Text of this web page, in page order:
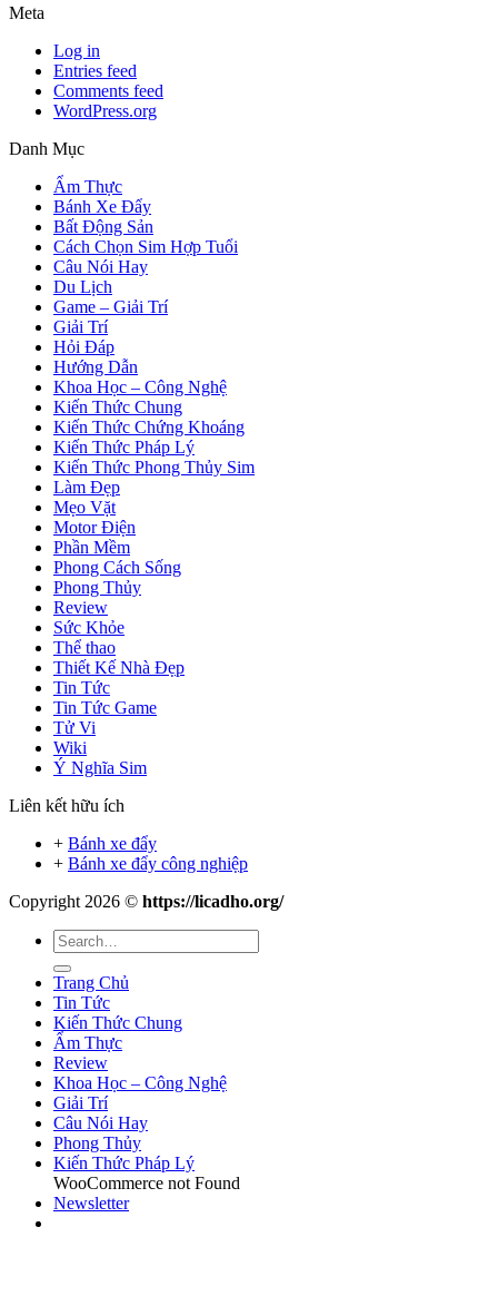
Meta
Log in
Entries feed
Comments feed
WordPress.org
Danh Mục
Ẩm Thực
Bánh Xe Đẩy
Bất Động Sản
Cách Chọn Sim Hợp Tuổi
Câu Nói Hay
Du Lịch
Game – Giải Trí
Giải Trí
Hỏi Đáp
Hướng Dẫn
Khoa Học – Công Nghệ
Kiến Thức Chung
Kiến Thức Chứng Khoáng
Kiến Thức Pháp Lý
Kiến Thức Phong Thủy Sim
Làm Đẹp
Mẹo Vặt
Motor Điện
Phần Mềm
Phong Cách Sống
Phong Thủy
Review
Sức Khỏe
Thể thao
Thiết Kế Nhà Đẹp
Tin Tức
Tin Tức Game
Tử Vi
Wiki
Ý Nghĩa Sim
Liên kết hữu ích
+ Bánh xe đẩy
+ Bánh xe đẩy công nghiệp
Copyright 2026 © https://licadho.org/
Trang Chủ
Tin Tức
Kiến Thức Chung
Ẩm Thực
Review
Khoa Học – Công Nghệ
Giải Trí
Câu Nói Hay
Phong Thủy
Kiến Thức Pháp Lý
WooCommerce not Found
Newsletter